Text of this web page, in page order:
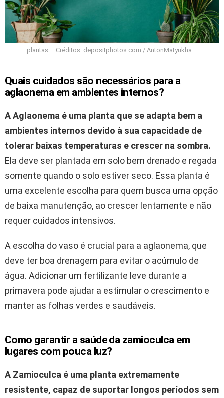
plantas – Créditos: depositphotos.com / AntonMatyukha
Quais cuidados são necessários para a
aglaonema em ambientes internos?
A Aglaonema é uma planta que se adapta bem a
ambientes internos devido à sua capacidade de
tolerar baixas temperaturas e crescer na sombra.
Ela deve ser plantada em solo bem drenado e regada
somente quando o solo estiver seco. Essa planta é
uma excelente escolha para quem busca uma opção
de baixa manutenção, ao crescer lentamente e não
requer cuidados intensivos.
A escolha do vaso é crucial para a aglaonema, que
deve ter boa drenagem para evitar o acúmulo de
água. Adicionar um fertilizante leve durante a
primavera pode ajudar a estimular o crescimento e
manter as folhas verdes e saudáveis.
Como garantir a saúde da zamioculca em
lugares com pouca luz?
A Zamioculca é uma planta extremamente
resistente, capaz de suportar longos períodos sem